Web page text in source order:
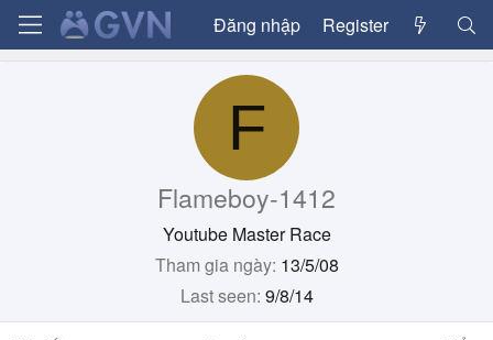
Đăng nhập Register
F
Flameboy-1412
Youtube Master Race
Tham gia ngày 13/5/08
Last seen 9/8/14